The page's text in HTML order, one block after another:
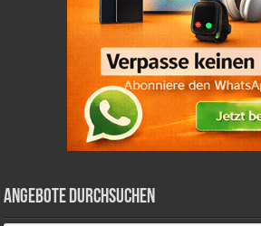
Angebote durchsuchen